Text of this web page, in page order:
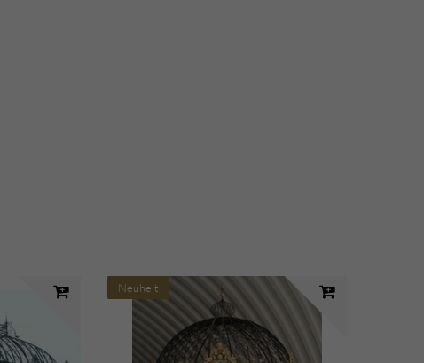
Neuheit